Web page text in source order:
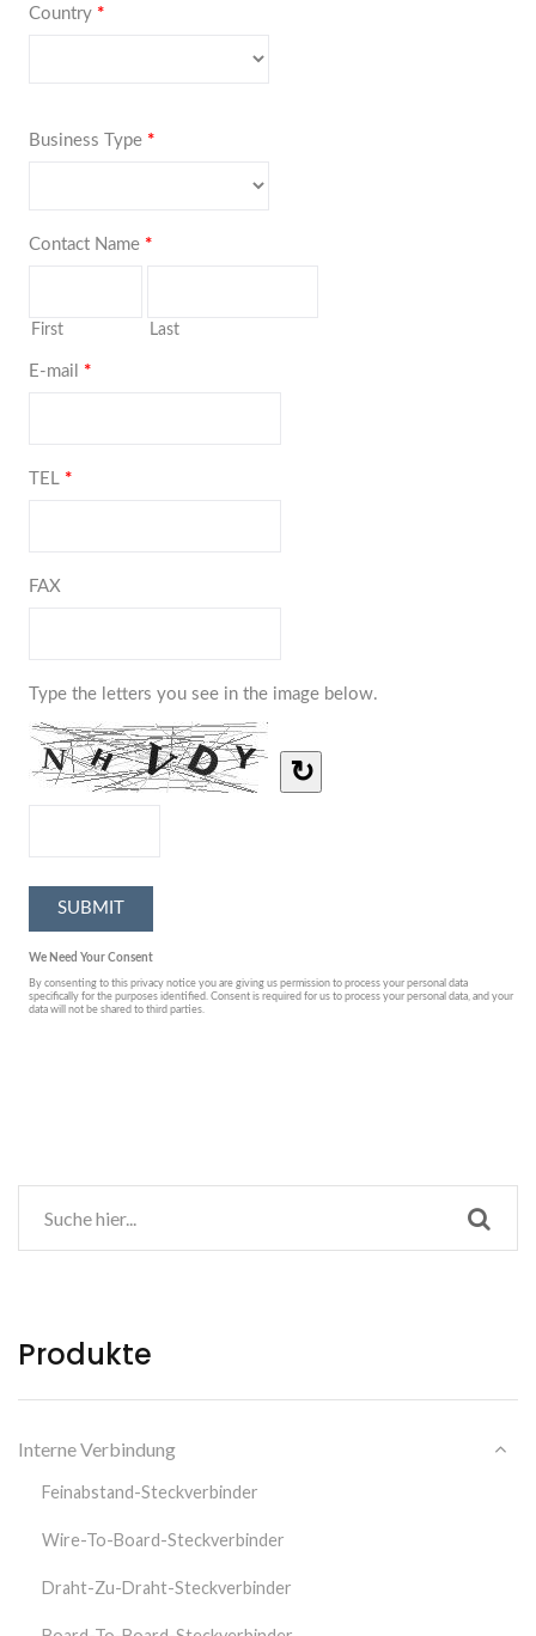
Produkte
Interne Verbindung
Feinabstand-Steckverbinder
Wire-To-Board-Steckverbinder
Draht-Zu-Draht-Steckverbinder